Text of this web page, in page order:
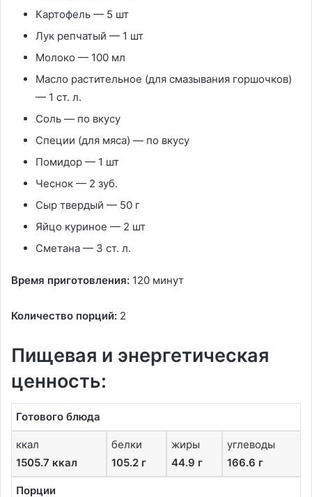
Картофель — 5 шт
Лук репчатый — 1 шт
Молоко — 100 мл
Масло растительное (для смазывания горшочков)
— 1 ст. л.
Соль — по вкусу
Специи (для мяса) — по вкусу
Помидор — 1 шт
Чеснок — 2 зуб.
Сыр твердый — 50 г
Яйцо куриное — 2 шт
Сметана — 3 ст. л.
Время приготовления: 120 минут
Количество порций: 2
Пищевая и энергетическая
ценность:
Готового блюда
ккал
1505.7 ккал
белки
105.2 г
жиры
44.9 г
углеводы
166.6 г
Порции